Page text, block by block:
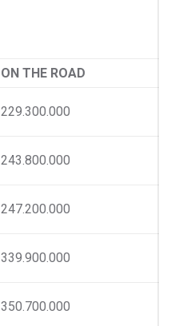
ON THE ROAD
229.300.000
243.800.000
247.200.000
339.900.000
350.700.000